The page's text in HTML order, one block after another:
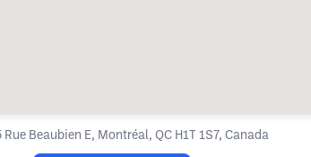
Beaubien E, Montréal, QC H1T 1S7, Canada